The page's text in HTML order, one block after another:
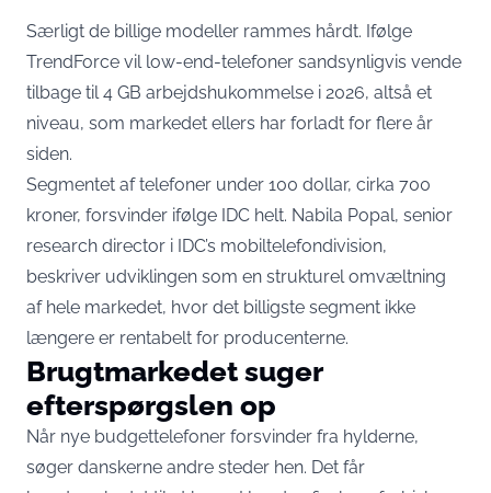
Særligt de billige modeller rammes hårdt. Ifølge
TrendForce vil low-end-telefoner sandsynligvis vende
tilbage til 4 GB arbejdshukommelse i 2026, altså et
niveau, som markedet ellers har forladt for flere år
siden.
Segmentet af telefoner under 100 dollar, cirka 700
kroner, forsvinder ifølge IDC helt. Nabila Popal, senior
research director i IDC’s mobiltelefondivision,
beskriver udviklingen som en strukturel omvæltning
af hele markedet, hvor det billigste segment ikke
længere er rentabelt for producenterne.
Brugtmarkedet suger
efterspørgslen op
Når nye budgettelefoner forsvinder fra hylderne,
søger danskerne andre steder hen. Det får